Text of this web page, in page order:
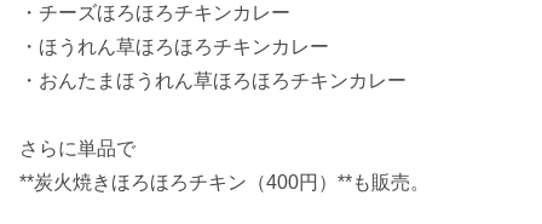
・チーズほろほろチキンカレー
・ほうれん草ほろほろチキンカレー
・おんたまほうれん草ほろほろチキンカレー
さらに単品で
**炭火焼きほろほろチキン（400円）**も販売。